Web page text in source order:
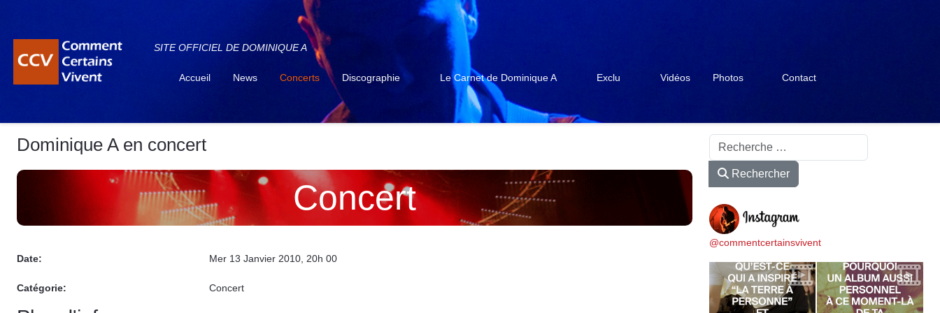
SITE OFFICIEL DE DOMINIQUE A
Accueil News Concerts Discographie Le Carnet de Dominique A Exclu Vidéos Photos Contact
Dominique A en concert
Concert
Date: Mer 13 Janvier 2010, 20h 00
Catégorie: Concert
Rechercher
Rechercher
@commentcertainsvivent